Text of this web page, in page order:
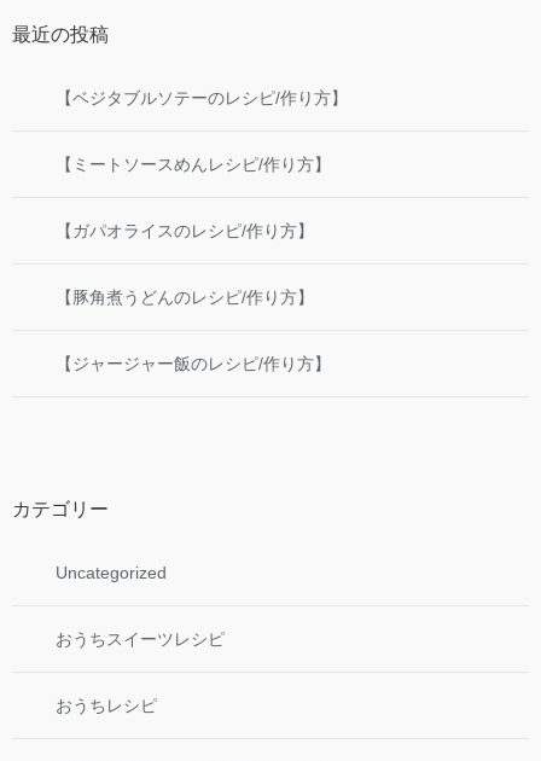
最近の投稿
【ベジタブルソテーのレシピ/作り方】
【ミートソースめんレシピ/作り方】
【ガパオライスのレシピ/作り方】
【豚角煮うどんのレシピ/作り方】
【ジャージャー飯のレシピ/作り方】
カテゴリー
Uncategorized
おうちスイーツレシピ
おうちレシピ